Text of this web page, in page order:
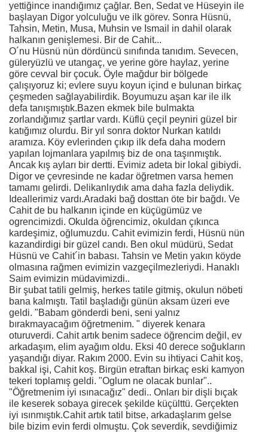
yettiğince inandığımız çağlar. Ben, Sedat ve Hüseyin ile
başlayan Digor yolculuğu ve ilk görev. Sonra Hüsnü,
Tahsin, Metin, Musa, Muhsin ve Ismail in dahil olarak
halkanın genişlemesi. Bir de Cahit...
O´nu Hüsnü nün dördüncü sınıfında tanıdım. Sevecen,
güleryüzlü ve utangaç, ve yerine göre haylaz, yerine
göre cevval bir çocuk. Öyle mağdur bir bölgede
çalışıyoruz ki; evlere suyu koyun içind e bulunan birkaç
çeşmeden sağlayabilirdik. Boyumuzu aşan kar ile ilk
defa tanışmıştık.Bazen ekmek bile bulmakta
zorlandığımız şartlar vardı. Küflü çeçil peyniri güzel bir
katığımız olurdu. Bir yıl sonra doktor Nurkan katıldı
aramıza. Köy evlerinden çıkıp ilk defa daha modern
yapılan lojmanlara yapılmış biz de ona taşınmıştık.
Ancak kış ayları bir dertti. Evimiz adeta bir lokal gibiydi.
Digor ve çevresinde ne kadar öğretmen varsa hemen
tamamı gelirdi. Delikanlıydık ama daha fazla deliydik.
Ideallerimiz vardı.Aradaki bağ dosttan öte bir bağdı. Ve
Cahit de bu halkanın içinde en küçügümüz ve
ogrencimizdi. Okulda öğrencimiz, okuldan çıkınca
kardeşimiz, oğlumuzdu. Cahit evimizin ferdi, Hüsnü nün
kazandirdigi bir güzel candı. Ben okul müdürü, Sedat
Hüsnü ve Cahit´in babası. Tahsin ve Metin yakın köyde
olmasına rağmen evimizin vazgeçilmezleriydi. Hanaklı
Saim evimizin müdavimizdi..
Bir şubat tatili gelmiş, herkes tatile gitmiş, okulun nöbeti
bana kalmıştı. Tatil başladığı günün aksam üzeri eve
geldi. "Babam gönderdi beni, seni yalnız
bırakmayacağım öğretmenim. " diyerek kenara
oturuverdi. Cahit artık benim sadece öğrencim değil, ev
arkadaşım, elim ayağım oldu. Eksi 40 derece soğukların
yaşandığı diyar. Rakım 2000. Evin su ihtiyaci Cahit koş,
bakkal işi, Cahit koş. Birgün etraftan birkaç eski kamyon
tekeri toplamış geldi. "Oglum ne olacak bunlar"..
"Öğretmenim iyi ısınacağız" dedi.. Onları bir dişli bıçak
ile keserek sobaya girecek şekilde küçülttü. Gerçekten
iyi ısınmıştık.Cahit artık tatil bitse, arkadaşlarım gelse
bile bizim evin ferdi olmuştu. Çok severdik, sevdiğimiz